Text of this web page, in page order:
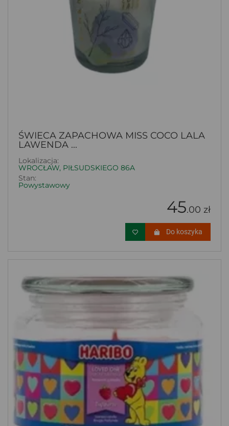
ŚWIECA ZAPACHOWA MISS COCO LALA
LAWENDA ...
Lokalizacja:
WROCŁAW, PIŁSUDSKIEGO 86A
Stan:
Powystawowy
45.00 zł
Do koszyka